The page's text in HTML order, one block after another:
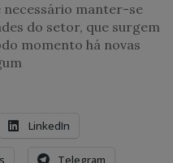
necessário manter-se
do setor, que surgem
momento há novas
LinkedIn
Telegram